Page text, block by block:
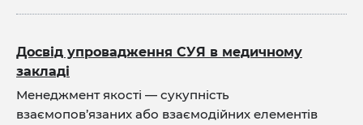
Досвід упровадження СУЯ в медичному
закладі
Менеджмент якості — сукупність
взаємопов’язаних або взаємодійних елементів